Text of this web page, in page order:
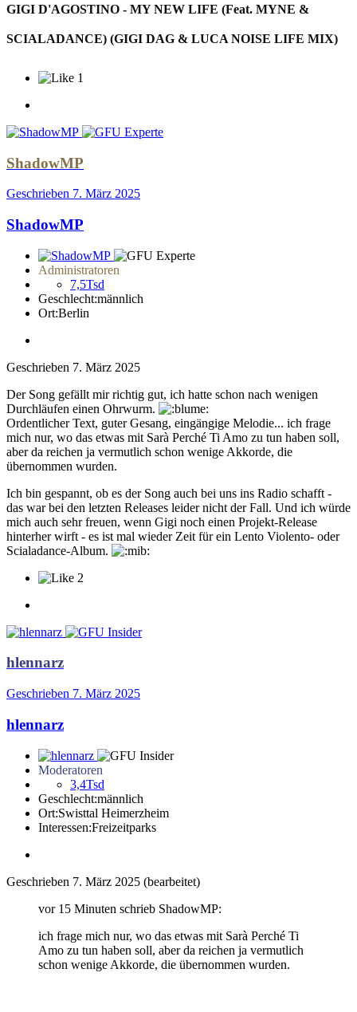
GIGI D'AGOSTINO - MY NEW LIFE (Feat. MYNE &
SCIALADANCE) (GIGI DAG & LUCA NOISE LIFE MIX)
1
ShadowMP
Geschrieben 7. März 2025
ShadowMP
Administratoren
7,5Tsd
Geschlecht:männlich
Ort:Berlin
Geschrieben 7. März 2025
Der Song gefällt mir richtig gut, ich hatte schon nach wenigen
Durchläufen einen Ohrwurm.
Ordentlicher Text, guter Gesang, eingängige Melodie... ich frage
mich nur, wo das etwas mit Sarà Perché Ti Amo zu tun haben soll,
aber da reichen ja vermutlich schon wenige Akkorde, die
übernommen wurden.
Ich bin gespannt, ob es der Song auch bei uns ins Radio schafft -
das war bei den letzten Releases leider nicht der Fall. Und ich würde
mich auch sehr freuen, wenn Gigi noch einen Projekt-Release
hinterher wirft - es ist mal wieder Zeit für ein Lento Violento- oder
Scialadance-Album.
2
hlennarz
Geschrieben 7. März 2025
hlennarz
Moderatoren
3,4Tsd
Geschlecht:männlich
Ort:Swisttal Heimerzheim
Interessen:Freizeitparks
Geschrieben 7. März 2025 (bearbeitet)
vor 15 Minuten schrieb ShadowMP:
ich frage mich nur, wo das etwas mit Sarà Perché Ti
Amo zu tun haben soll, aber da reichen ja vermutlich
schon wenige Akkorde, die übernommen wurden.